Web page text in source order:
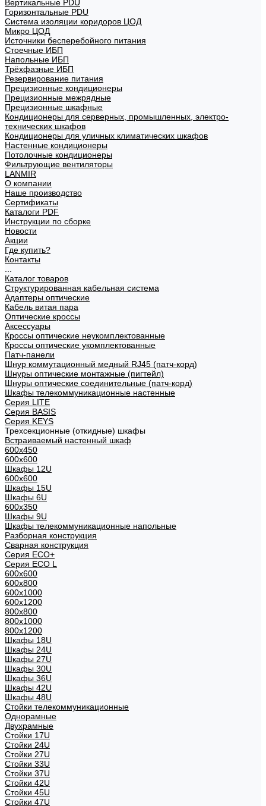
Вертикальные PDU
Горизонтальные PDU
Система изоляции коридоров ЦОД
Микро ЦОД
Источники бесперебойного питания
Стоечные ИБП
Напольные ИБП
Трёхфазные ИБП
Резервирование питания
Прецизионные кондиционеры
Прецизионные межрядные
Прецизионные шкафные
Кондиционеры для серверных, промышленных, электро-
технических шкафов
Кондиционеры для уличных климатических шкафов
Настенные кондиционеры
Потолочные кондиционеры
Фильтрующие вентиляторы
LANMIR
О компании
Наше производство
Сертификаты
Каталоги PDF
Инструкции по сборке
Новости
Акции
Где купить?
Контакты
Каталог товаров
Структурированная кабельная система
Адаптеры оптические
Кабель витая пара
Оптические кроссы
Аксессуары
Кроссы оптические неукомплектованные
Кроссы оптические укомплектованные
Патч-панели
Шнур коммутационный медный RJ45 (патч-корд)
Шнуры оптические монтажные (пигтейл)
Шнуры оптические соединительные (патч-корд)
Шкафы телекоммуникационные настенные
Cерия LITE
Cерия BASIS
Cерия KEYS
Трехсекционные (откидные) шкафы
Встраиваемый настенный шкаф
600x450
600x600
Шкафы 12U
600x600
Шкафы 15U
Шкафы 6U
600x350
Шкафы 9U
Шкафы телекоммуникационные напольные
Разборная конструкция
Сварная конструкция
Серия ECO+
Серия ECO L
600x600
600x800
600х1000
600х1200
800x800
800х1000
800х1200
Шкафы 18U
Шкафы 24U
Шкафы 27U
Шкафы 30U
Шкафы 36U
Шкафы 42U
Шкафы 48U
Стойки телекоммуникационные
Однорамные
Двухрамные
Стойки 17U
Стойки 24U
Стойки 27U
Стойки 33U
Стойки 37U
Стойки 42U
Стойки 45U
Стойки 47U